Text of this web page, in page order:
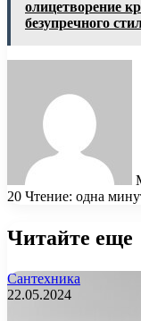
олицетворение
безупречного
20 Чтение: одна
Читайте еще
Сантехника
22.05.2024